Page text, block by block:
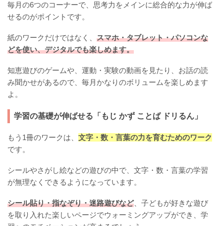
毎月の6つのコーナーで、思考力をメインに総合的な力が伸ば
せるのがポイントです。
紙のワークだけではなく、 スマホ・タブレット・パソコンな
どを使い、デジタルでも楽しめます。
知恵遊びのゲームや、運動・実験の動画を見たり、お話の読
み聞かせがあるので、毎月かなりのボリュームを楽しめます
よ。
学習の基礎が伸ばせる「もじ かず ことば ドリるん」
もう1冊のワークは、 文字・数・言葉の力を育むためのワーク
です。
シールやさがし絵などの遊びの中で、文字・数・言葉の学習
が無理なくできるようになっています。
シール貼り・指なぞり・迷路遊びなど、子どもが好きな遊び
を取り入れた楽しいページでウォーミングアップができ、学